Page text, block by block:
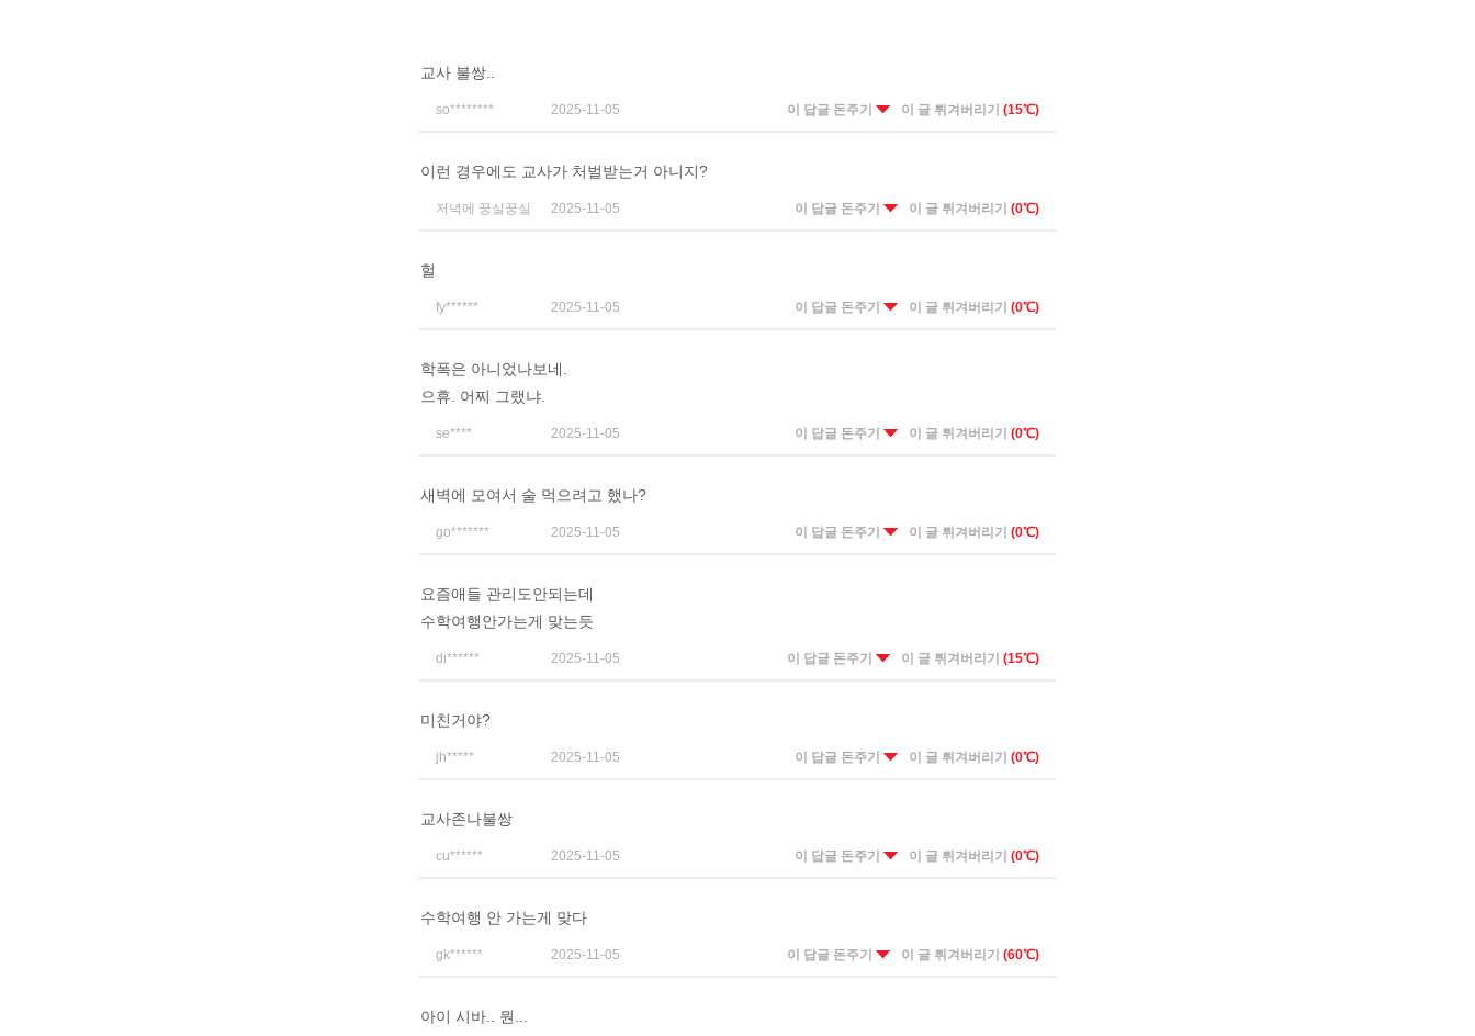
교사 불쌍..
so******** 2025-11-05 이 답글 돈주기 이 글 튀겨버리기 (15℃)
이런 경우에도 교사가 처벌받는거 아니지?
저녁에 꿍실꿍실 2025-11-05 이 답글 돈주기 이 글 튀겨버리기 (0℃)
헐
fy****** 2025-11-05 이 답글 돈주기 이 글 튀겨버리기 (0℃)
학폭은 아니었나보네.
으휴. 어찌 그랬냐.
se**** 2025-11-05 이 답글 돈주기 이 글 튀겨버리기 (0℃)
새벽에 모여서 술 먹으려고 했나?
go******* 2025-11-05 이 답글 돈주기 이 글 튀겨버리기 (0℃)
요즘애들 관리도안되는데
수학여행안가는게 맞는듯
di****** 2025-11-05 이 답글 돈주기 이 글 튀겨버리기 (15℃)
미친거야?
jh***** 2025-11-05 이 답글 돈주기 이 글 튀겨버리기 (0℃)
교사존나불쌍
cu****** 2025-11-05 이 답글 돈주기 이 글 튀겨버리기 (0℃)
수학여행 안 가는게 맞다
gk****** 2025-11-05 이 답글 돈주기 이 글 튀겨버리기 (60℃)
아이 시바.. 뭔...